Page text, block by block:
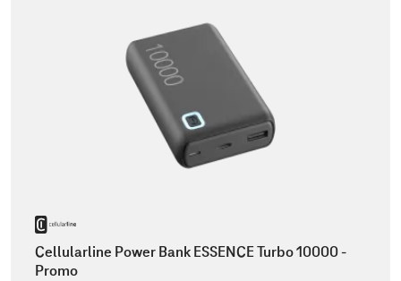
Cellularline Power Bank ESSENCE Turbo 10000 -
Promo